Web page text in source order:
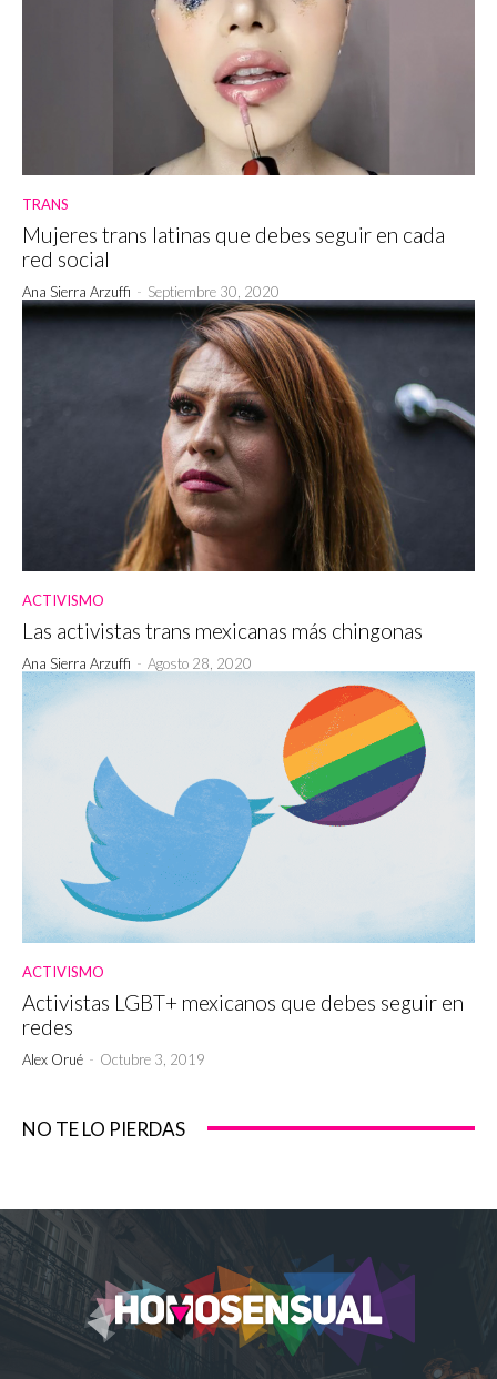
TRANS
Mujeres trans latinas que debes seguir en cada
red social
Ana Sierra Arzuffi - Septiembre 30, 2020
ACTIVISMO
Las activistas trans mexicanas más chingonas
Ana Sierra Arzuffi - Agosto 28, 2020
ACTIVISMO
Activistas LGBT+ mexicanos que debes seguir en
redes
Alex Orué - Octubre 3, 2019
NO TE LO PIERDAS